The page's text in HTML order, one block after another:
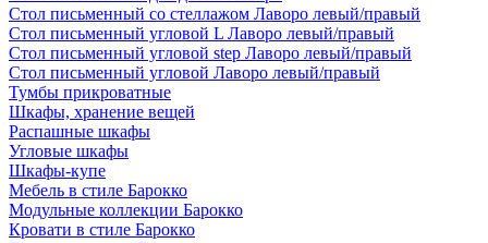
Стол письменный со стеллажом Лаворо левый/правый
Стол письменный угловой L Лаворо левый/правый
Стол письменный угловой step Лаворо левый/правый
Стол письменный угловой Лаворо левый/правый
Тумбы прикроватные
Шкафы, хранение вещей
Распашные шкафы
Угловые шкафы
Шкафы-купе
Мебель в стиле Барокко
Модульные коллекции Барокко
Кровати в стиле Барокко